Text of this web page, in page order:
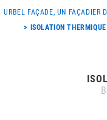
URBEL FAÇADE, UN FAÇADIER
ISOLATION